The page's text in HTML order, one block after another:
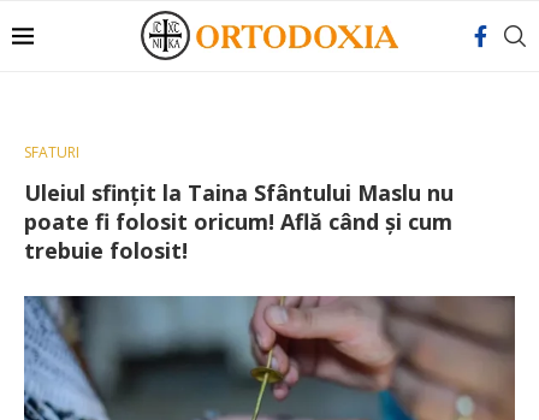
SFATURI
Uleiul sfinţit la Taina Sfântului Maslu nu
poate fi folosit oricum! Află când și cum
trebuie folosit!